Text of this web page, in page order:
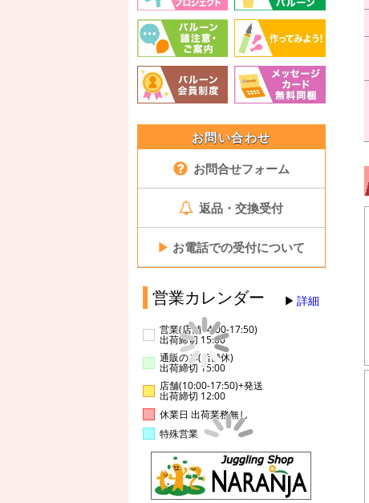
お問い合わせ
お問合せフォーム
返品・交換受付
▶ お電話での受付について
営業カレンダー 詳細
営業(店舗14:00-17:50)
出荷締切 15:00
通販のみ(店舗休)
出荷締切 15:00
店舗(10:00-17:50)+発送
出荷締切 12:00
休業日 出荷業務無し
特殊営業